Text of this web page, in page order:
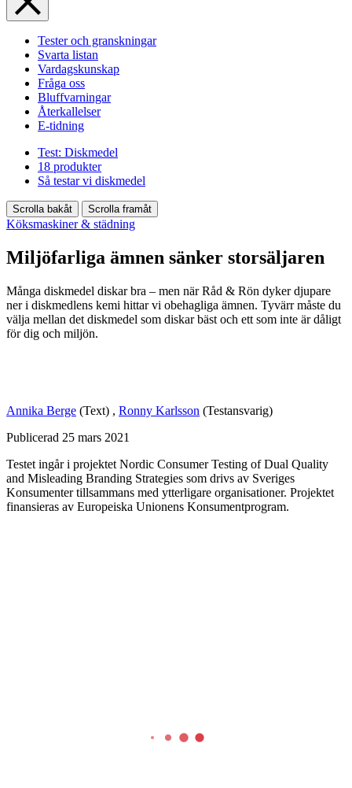
Tester och granskningar
Svarta listan
Vardagskunskap
Fråga oss
Bluffvarningar
Återkallelser
E-tidning
Test: Diskmedel
18 produkter
Så testar vi diskmedel
Scrolla bakåt Scrolla framåt
Köksmaskiner & städning
Miljöfarliga ämnen sänker storsäljaren
Många diskmedel diskar bra – men när Råd & Rön dyker djupare
ner i diskmedlens kemi hittar vi obehagliga ämnen. Tyvärr måste du
välja mellan det diskmedel som diskar bäst och ett som inte är dåligt
för dig och miljön.
Annika Berge (Text) , Ronny Karlsson (Testansvarig)
Publicerad 25 mars 2021
Testet ingår i projektet Nordic Consumer Testing of Dual Quality
and Misleading Branding Strategies som drivs av Sveriges
Konsumenter tillsammans med ytterligare organisationer. Projektet
finansieras av Europeiska ­Unionens Konsumentprogram.